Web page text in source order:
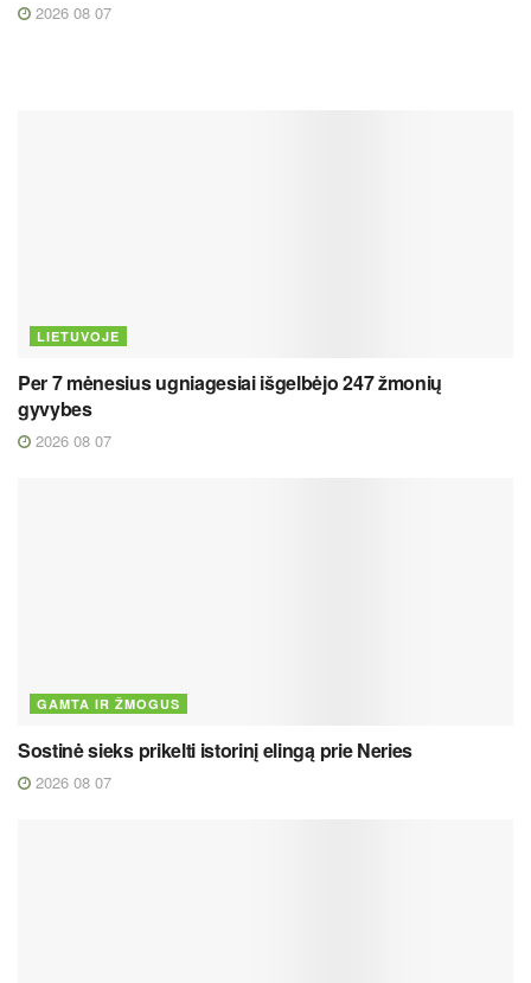
2026 08 07
LIETUVOJE
Per 7 mėnesius ugniagesiai išgelbėjo 247 žmonių
gyvybes
2026 08 07
GAMTA IR ŽMOGUS
Sostinė sieks prikelti istorinį elingą prie Neries
2026 08 07